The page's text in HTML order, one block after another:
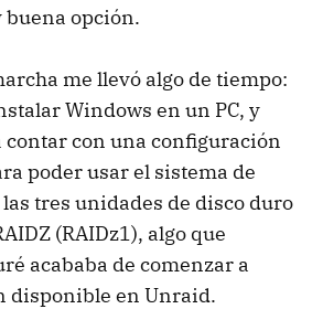
opción.
me llevó algo de tiempo:
Windows en un PC, y
contar con una configuración
poder usar el sistema de
tres unidades de disco duro
(RAIDz1), algo que
acababa de comenzar a
disponible en Unraid.